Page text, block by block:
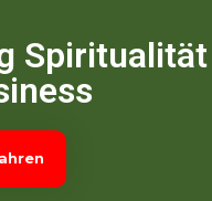
Spiritualität